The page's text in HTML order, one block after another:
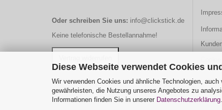
Diese Webseite verwendet Cookies
Wir verwenden Cookies und ähnliche Technologien,
gewährleisten, die Nutzung unseres Angebotes zu
Informationen finden Sie in unserer Datenschutzerklärung.
Oder schreiben Sie uns: info@clickstick.de
Keine telefonische Bestellannahme!